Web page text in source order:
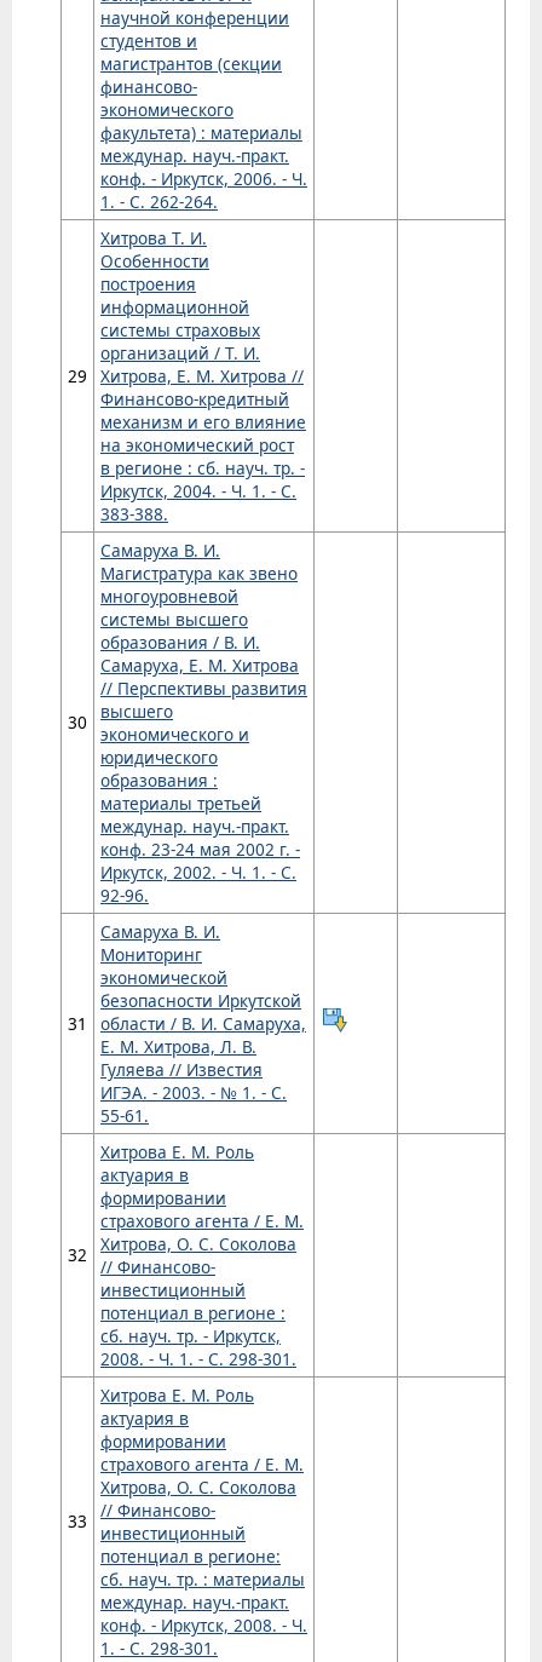
научной конференции
студентов и
магистрантов (секции
финансово-
экономического
факультета) : материалы
междунар. науч.-практ.
конф. - Иркутск, 2006. - Ч.
1. - С. 262-264.
29
Хитрова Т. И.
Особенности
построения
информационной
системы страховых
организаций / Т. И.
Хитрова, Е. М. Хитрова //
Финансово-кредитный
механизм и его влияние
на экономический рост
в регионе : сб. науч. тр. -
Иркутск, 2004. - Ч. 1. - С.
383-388.
30
Самаруха В. И.
Магистратура как звено
многоуровневой
системы высшего
образования / В. И.
Самаруха, Е. М. Хитрова
// Перспективы развития
высшего
экономического и
юридического
образования :
материалы третьей
междунар. науч.-практ.
конф. 23-24 мая 2002 г. -
Иркутск, 2002. - Ч. 1. - С.
92-96.
31
Самаруха В. И.
Мониторинг
экономической
безопасности Иркутской
области / В. И. Самаруха,
Е. М. Хитрова, Л. В.
Гуляева // Известия
ИГЭА. - 2003. - № 1. - С.
55-61.
32
Хитрова Е. М. Роль
актуария в
формировании
страхового агента / Е. М.
Хитрова, О. С. Соколова
// Финансово-
инвестиционный
потенциал в регионе :
сб. науч. тр. - Иркутск,
2008. - Ч. 1. - С. 298-301.
33
Хитрова Е. М. Роль
актуария в
формировании
страхового агента / Е. М.
Хитрова, О. С. Соколова
// Финансово-
инвестиционный
потенциал в регионе:
сб. науч. тр. : материалы
междунар. науч.-практ.
конф. - Иркутск, 2008. - Ч.
1. - С. 298-301.